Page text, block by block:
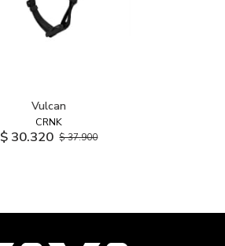
Vulcan
CRNK
$ 37.900
$ 30.320